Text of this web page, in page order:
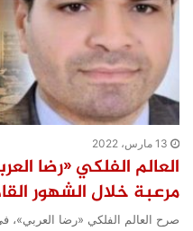
13 مارس، 2022
العالم الفلكي «رضا
مرعبة خلال الشهور
صرح العالم الفلكي «رضا العربي»،